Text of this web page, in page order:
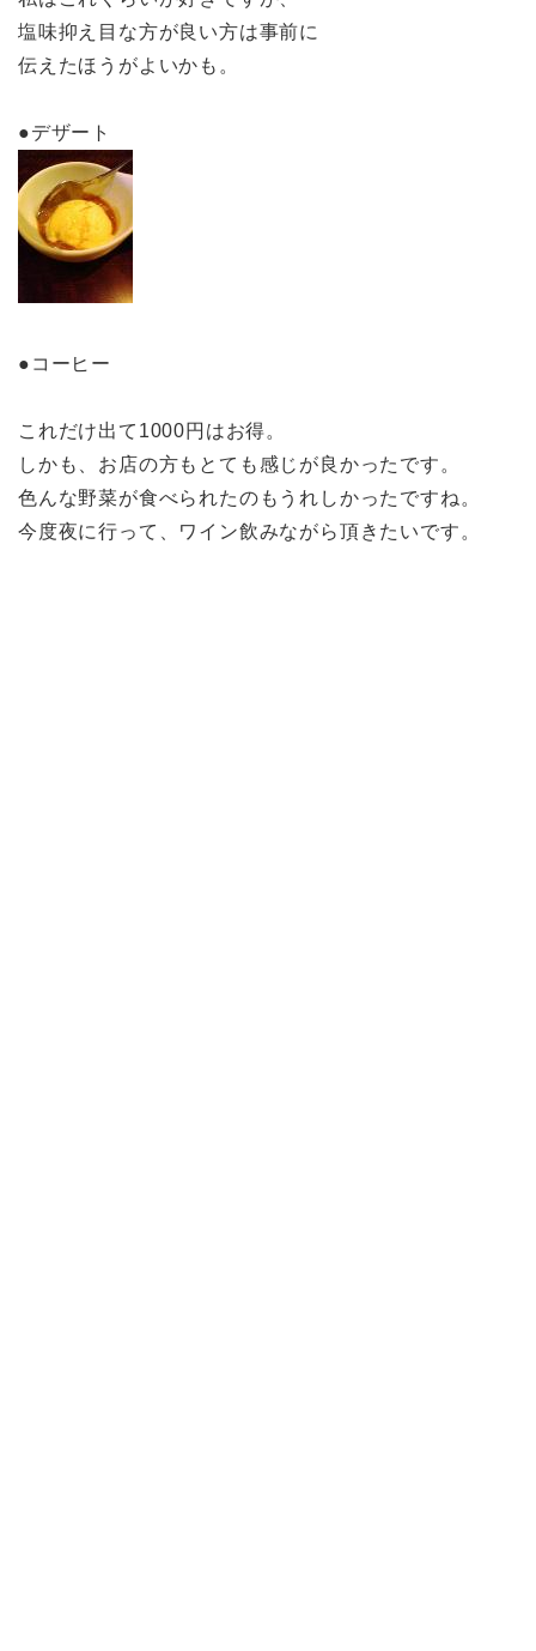
塩味抑え目な方が良い方は事前に
伝えたほうがよいかも。
●デザート
●コーヒー
これだけ出て1000円はお得。
しかも、お店の方もとても感じが良かったです。
色んな野菜が食べられたのもうれしかったですね。
今度夜に行って、ワイン飲みながら頂きたいです。